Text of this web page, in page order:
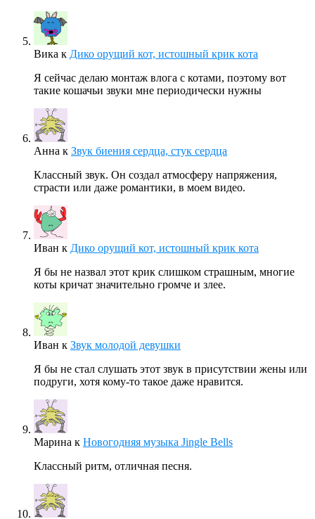
Вика к Дико орущий кот, истошный крик кота
Я сейчас делаю монтаж влога с котами, поэтому вот
такие кошачьи звуки мне периодически нужны
Анна к Звук биения сердца, стук сердца
Классный звук. Он создал атмосферу напряжения,
страсти или даже романтики, в моем видео.
Иван к Дико орущий кот, истошный крик кота
Я бы не назвал этот крик слишком страшным, многие
коты кричат значительно громче и злее.
Иван к Звук молодой девушки
Я бы не стал слушать этот звук в присутствии жены или
подруги, хотя кому-то такое даже нравится.
Марина к Новогодняя музыка Jingle Bells
Классный ритм, отличная песня.